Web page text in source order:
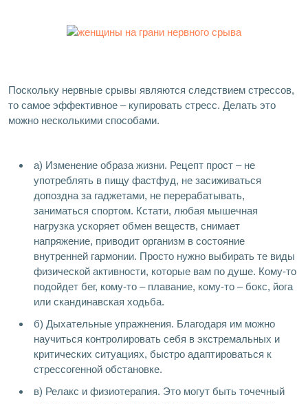
Поскольку нервные срывы являются следствием стрессов,
то самое эффективное – купировать стресс. Делать это
можно несколькими способами.
а) Изменение образа жизни. Рецепт прост – не
употреблять в пищу фастфуд, не засиживаться
допоздна за гаджетами, не перерабатывать,
заниматься спортом. Кстати, любая мышечная
нагрузка ускоряет обмен веществ, снимает
напряжение, приводит организм в состояние
внутренней гармонии. Просто нужно выбирать те виды
физической активности, которые вам по душе. Кому-то
подойдет бег, кому-то – плавание, кому-то – бокс, йога
или скандинавская ходьба.
б) Дыхательные упражнения. Благодаря им можно
научиться контролировать себя в экстремальных и
критических ситуациях, быстро адаптироваться к
стрессогенной обстановке.
в) Релакс и физиотерапия. Это могут быть точечный